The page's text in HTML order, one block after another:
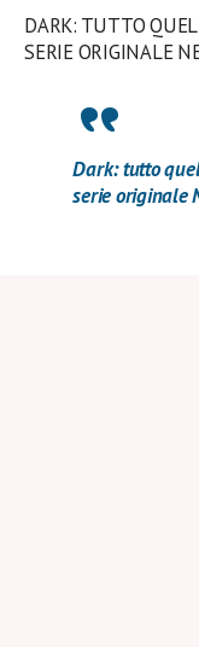
DARK: TUTTO
SERIE ORIGINALE
Dark: tutto
serie originale